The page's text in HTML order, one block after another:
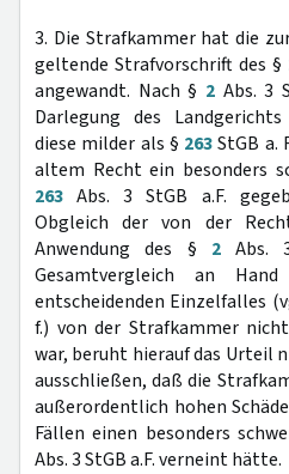
3. Die Strafkammer hat die
geltende Strafvorschrift des §
angewandt. Nach § 2 Abs. 3
Darlegung des
diese milder als § 263StGB a.
altem Recht ein besonders
263 Abs. 3 StGB a.F.
Obgleich der von der
Anwendung des § 2Abs.
Gesamtvergleich an
entscheidenden Einzelfalles
f.) von der Strafkammer
war, beruht hierauf das Urteil
ausschließen, daß die
außerordentlich hohen
Fällen einen besonders
Abs. 3 StGB a.F. verneint hätte.